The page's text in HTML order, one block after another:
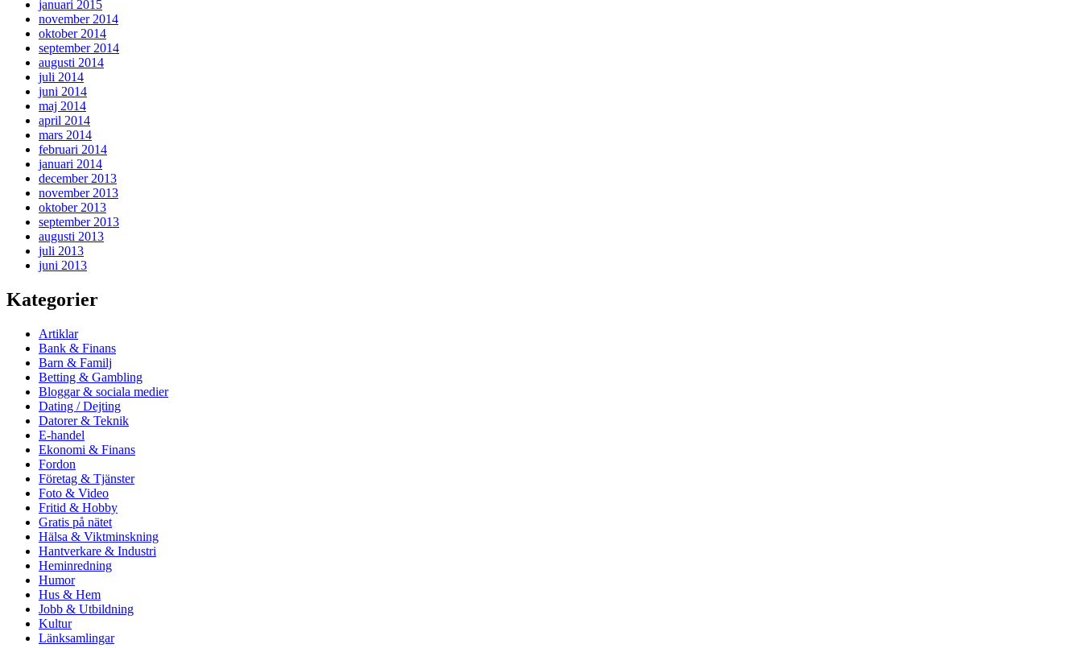
januari 2015
november 2014
oktober 2014
september 2014
augusti 2014
juli 2014
juni 2014
maj 2014
april 2014
mars 2014
februari 2014
januari 2014
december 2013
november 2013
oktober 2013
september 2013
augusti 2013
juli 2013
juni 2013
Kategorier
Artiklar
Bank & Finans
Barn & Familj
Betting & Gambling
Bloggar & sociala medier
Dating / Dejting
Datorer & Teknik
E-handel
Ekonomi & Finans
Fordon
Företag & Tjänster
Foto & Video
Fritid & Hobby
Gratis på nätet
Hälsa & Viktminskning
Hantverkare & Industri
Heminredning
Humor
Hus & Hem
Jobb & Utbildning
Kultur
Länksamlingar